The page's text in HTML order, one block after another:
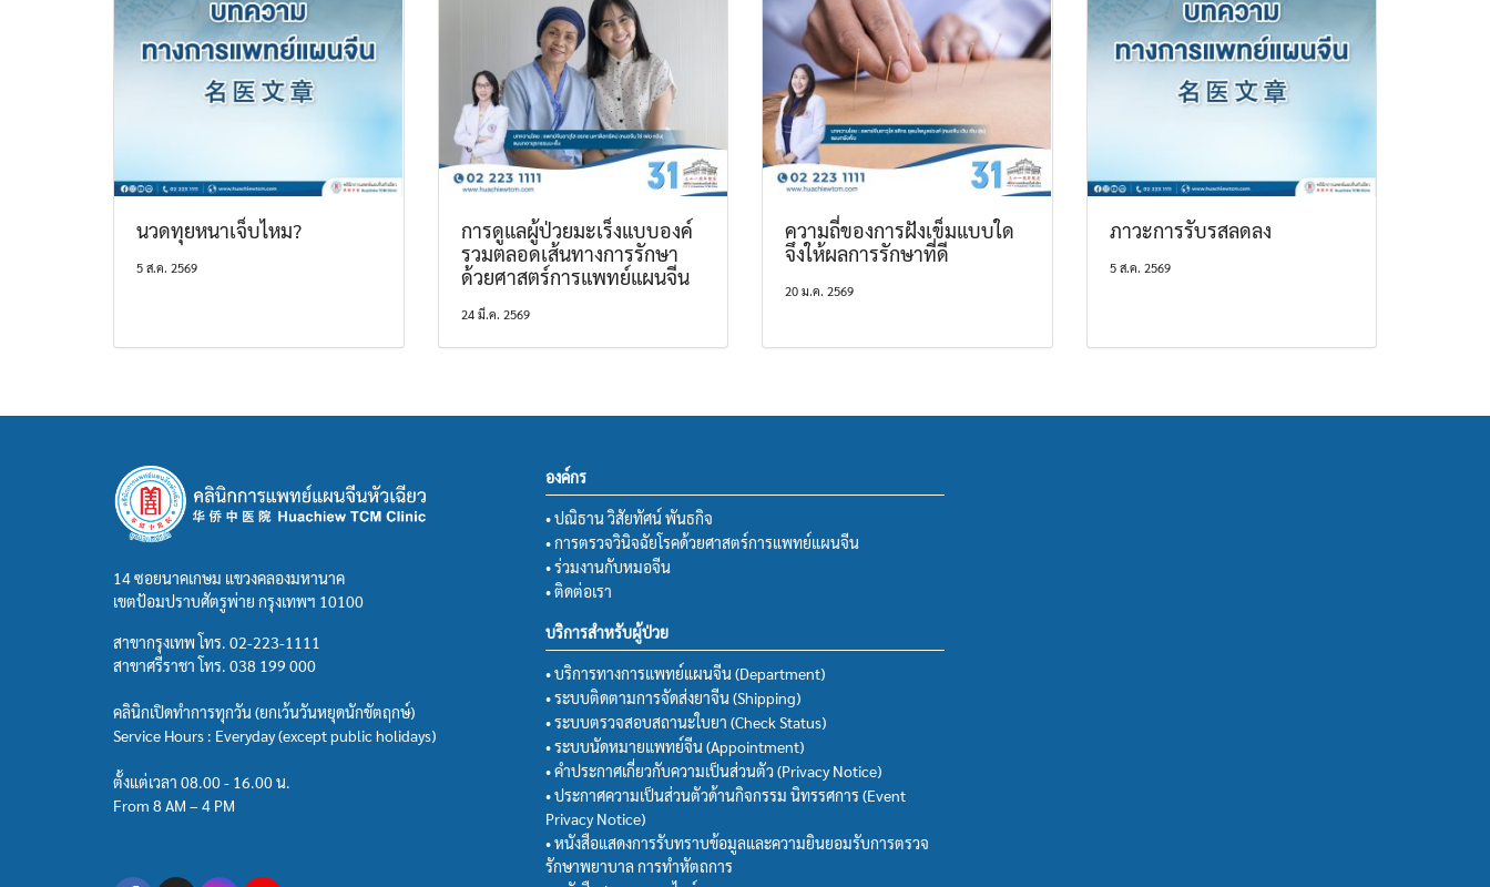
นวดทุยหนาเจ็บไหม?
5 ส.ค. 2569
การดูแลผู้ป่วยมะเร็งแบบองค์
รวมตลอดเส้นทางการรักษา
ด้วยศาสตร์การแพทย์แผนจีน
24 มี.ค. 2569
ความถี่ของการฝังเข็มแบบใด
จึงให้ผลการรักษาที่ดี
20 ม.ค. 2569
ภาวะการรับรสลดลง
5 ส.ค. 2569
14 ซอยนาคเกษม แขวงคลองมหานาค
เขตป้อมปราบศัตรูพ่าย กรุงเทพฯ 10100
สาขากรุงเทพ โทร. 02-223-1111
สาขาศรีราชา โทร. 038 199 000
คลินิกเปิดทำการทุกวัน (ยกเว้นวันหยุดนักขัตฤกษ์)
Service Hours : Everyday (except public holidays)
ตั้งแต่เวลา 08.00 - 16.00 น.
From 8 AM – 4 PM
องค์กร
• ปณิธาน วิสัยทัศน์ พันธกิจ
• การตรวจวินิจฉัยโรคด้วยศาสตร์การแพทย์แผนจีน
• ร่วมงานกับหมอจีน
• ติดต่อเรา
บริการสำหรับผู้ป่วย
• บริการทางการแพทย์แผนจีน (Department)
• ระบบติดตามการจัดส่งยาจีน (Shipping)
• ระบบตรวจสอบสถานะใบยา (Check Status)
• ระบบนัดหมายแพทย์จีน (Appointment)
• คำประกาศเกี่ยวกับความเป็นส่วนตัว (Privacy Notice)
• ประกาศความเป็นส่วนตัวด้านกิจกรรม นิทรรศการ (Event
Privacy Notice)
• หนังสือแสดงการรับทราบข้อมูลและความยินยอมรับการตรวจ
รักษาพยาบาล การทำหัตถการ